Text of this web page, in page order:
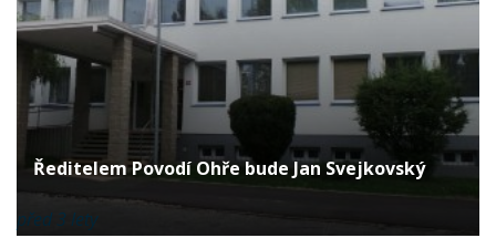
Ředitelem Povodí Ohře bude Jan Svejkovský
před 3 lety